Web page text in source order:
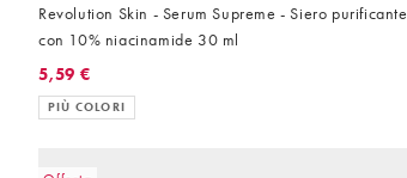
Revolution Skin - Serum Supreme - Siero purificante
con 10% niacinamide 30 ml
5,59 €
PIÙ COLORI